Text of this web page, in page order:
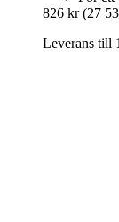
826 kr (27
Leverans till